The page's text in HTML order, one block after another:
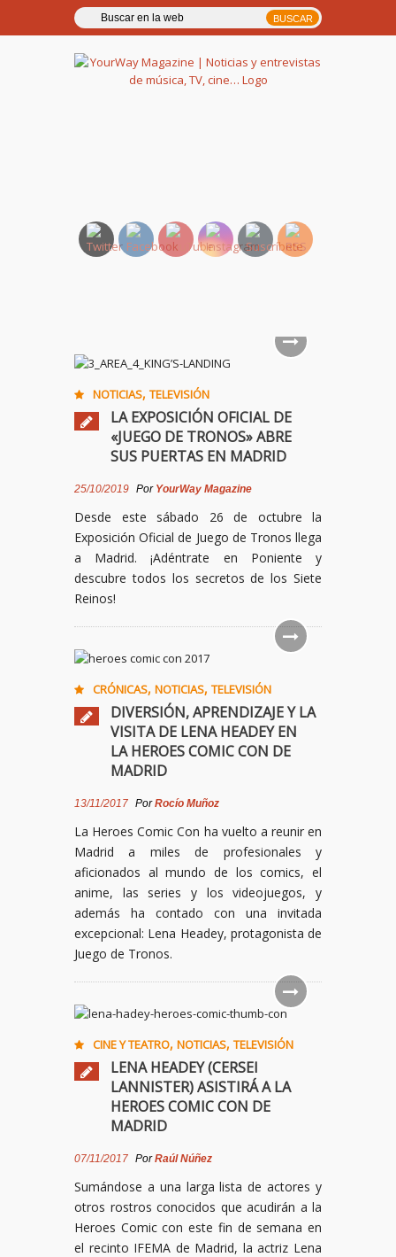
NOTICIAS, TELEVISIÓN
LA EXPOSICIÓN OFICIAL DE
«JUEGO DE TRONOS» ABRE
SUS PUERTAS EN MADRID
25/10/2019 Por YourWay Magazine
Desde este sábado 26 de octubre la
Exposición Oficial de Juego de Tronos llega
a Madrid. ¡Adéntrate en Poniente y
descubre todos los secretos de los Siete
Reinos!
CRÓNICAS, NOTICIAS, TELEVISIÓN
DIVERSIÓN, APRENDIZAJE Y LA
VISITA DE LENA HEADEY EN
LA HEROES COMIC CON DE
MADRID
13/11/2017 PorRocío Muñoz
La Heroes Comic Con ha vuelto a reunir en
Madrid a miles de profesionales y
aficionados al mundo de los comics, el
anime, las series y los videojuegos, y
además ha contado con una invitada
excepcional: Lena Headey, protagonista de
Juego de Tronos.
CINE Y TEATRO, NOTICIAS, TELEVISIÓN
LENA HEADEY (CERSEI
LANNISTER) ASISTIRÁ A LA
HEROES COMIC CON DE
MADRID
07/11/2017 PorRaúl Núñez
Sumándose a una larga lista de actores y
otros rostros conocidos que acudirán a la
Heroes Comic con este fin de semana en
el recinto IFEMA de Madrid, la actriz Lena